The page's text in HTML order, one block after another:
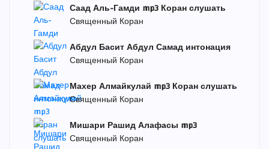
Саад Аль-Гамди mp3 Коран слушать
Священный Коран
Абдул Басит Абдул Самад интонация
Священный Коран
Махер Алмайкулай mp3 Коран слушать
Священный Коран
Мишари Рашид Алафасы mp3
Священный Коран